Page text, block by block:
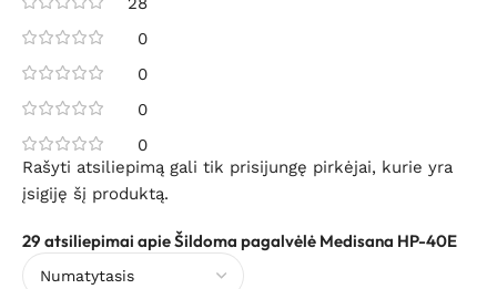
0
0
0
0
29 atsiliepimai apieŠildoma pagalvėlė Medisana HP-40E
Rašyti atsiliepimą gali tik prisijungę pirkėjai, kurie yra
įsigiję šį produktą.